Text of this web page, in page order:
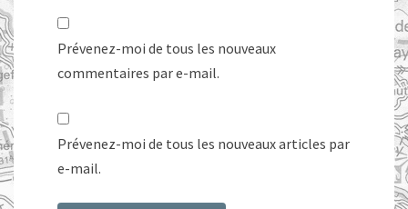
Prévenez-moi de tous les nouveaux
commentaires par e-mail.
Prévenez-moi de tous les nouveaux articles par
e-mail.